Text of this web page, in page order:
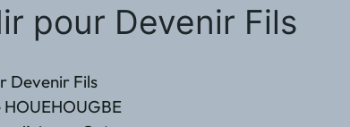
pour Devenir Fils
Devenir Fils